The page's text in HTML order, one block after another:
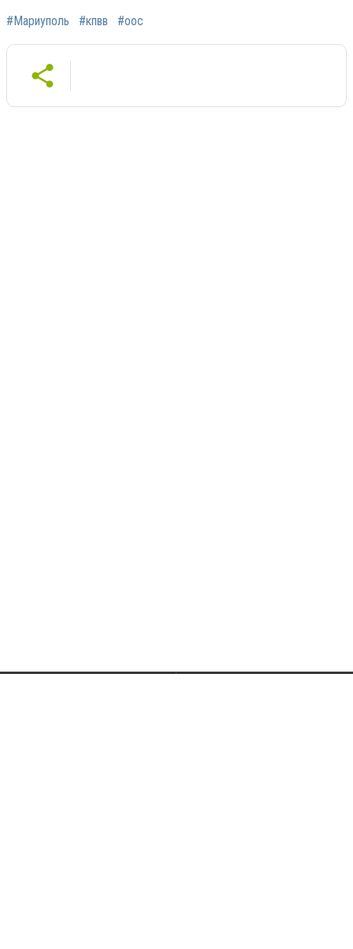
#Мариуполь #кпвв #оос